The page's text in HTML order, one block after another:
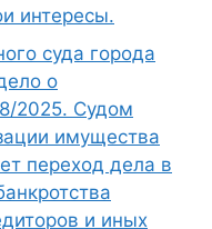
интересы.
суда города
о
2025. Судом
имущества
переход дела в
и иных